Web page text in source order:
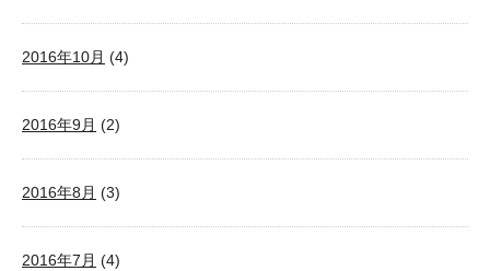
2016年10月 (4)
2016年9月 (2)
2016年8月 (3)
2016年7月 (4)